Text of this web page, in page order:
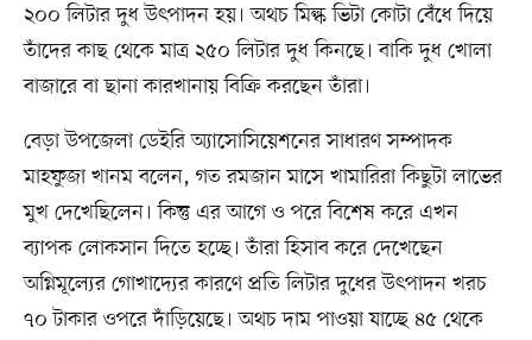
২০০ লিটার দুধ উৎপাদন হয়। অথচ মিল্ক ভিটা কোটা বেঁধে দিয়ে
তাঁদের কাছ থেকে মাত্র ২৫০ লিটার দুধ কিনছে। বাকি দুধ খোলা
বাজারে বা ছানা কারখানায় বিক্রি করছেন তাঁরা।
বেড়া উপজেলা ডেইরি অ্যাসোসিয়েশনের সাধারণ সম্পাদক
মাহফুজা খানম বলেন, গত রমজান মাসে খামারিরা কিছুটা লাভের
মুখ দেখেছিলেন। কিন্তু এর আগে ও পরে বিশেষ করে এখন
ব্যাপক লোকসান দিতে হচ্ছে। তাঁরা হিসাব করে দেখেছেন
অগ্নিমূল্যের গোখাদ্যের কারণে প্রতি লিটার দুধের উৎপাদন খরচ
৭০ টাকার ওপরে দাঁড়িয়েছে। অথচ দাম পাওয়া যাচ্ছে ৪৫ থেকে